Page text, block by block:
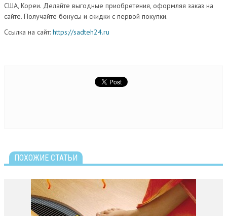
США, Кореи. Делайте выгодные приобретения, оформляя заказ на
сайте. Получайте бонусы и скидки с первой покупки.
Ссылка на сайт: https://sadteh24.ru
ПОХОЖИЕ СТАТЬИ